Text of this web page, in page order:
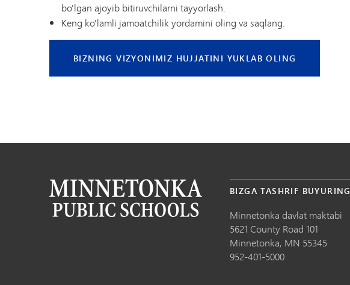
bo'lgan ajoyib bitiruvchilarni tayyorlash.
Keng ko'lamli jamoatchilik yordamini oling va saqlang.
BIZNING VIZYONIMIZ HUJJATINI YUKLAB OLING
BIZGA TASHRIF BUYURING
Minnetonka davlat maktabi
5621 County Road 101
Minnetonka, MN 55345
952-401-5000